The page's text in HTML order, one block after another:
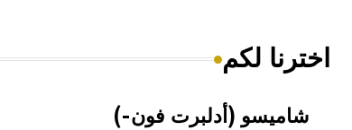
اخترنا لكم
شاميسو (أدلبرت فون-)